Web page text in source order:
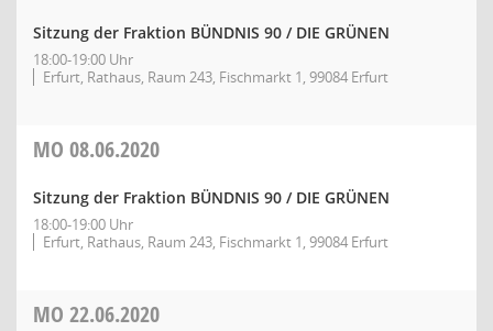
Sitzung der Fraktion BÜNDNIS 90 / DIE GRÜNEN
18:00-19:00 Uhr
Erfurt, Rathaus, Raum 243, Fischmarkt 1, 99084 Erfurt
MO 08.06.2020
Sitzung der Fraktion BÜNDNIS 90 / DIE GRÜNEN
18:00-19:00 Uhr
Erfurt, Rathaus, Raum 243, Fischmarkt 1, 99084 Erfurt
MO 22.06.2020